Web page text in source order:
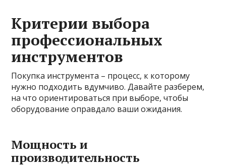
Критерии выбора
профессиональных
инструментов
Покупка инструмента – процесс, к которому
нужно подходить вдумчиво. Давайте разберем,
на что ориентироваться при выборе, чтобы
оборудование оправдало ваши ожидания.
Мощность и
производительность